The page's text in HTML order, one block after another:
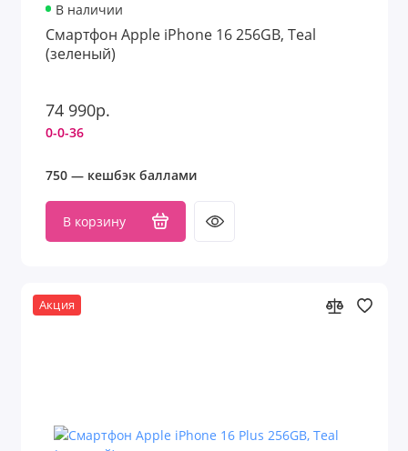
В наличии
Смартфон Apple iPhone 16 256GB, Teal
(зеленый)
74 990р.
0-0-36
750 — кешбэк баллами
В корзину
Акция